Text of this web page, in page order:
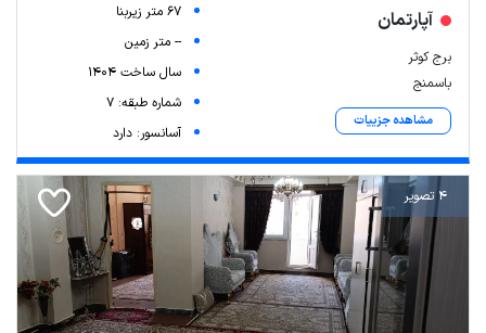
آپارتمان
برج کوثر
باسمنج
مشاهده جزییات
67 متر زیربنا
-- متر زمین
سال ساخت 1404
شماره طبقه: 7
آسانسور: دارد
4 تصویر